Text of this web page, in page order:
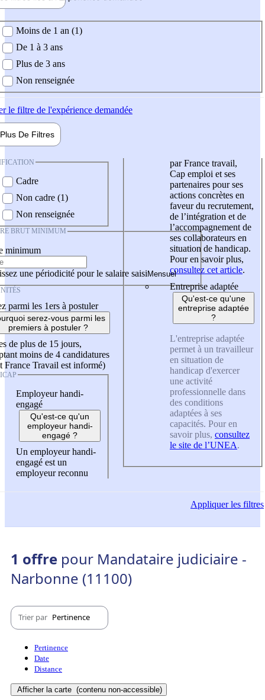
demandée
Moins de 1 an (1)
De 1 à 3 ans
Plus de 3 ans
Non renseignée
le filtre de l'expérience demandée
Plus De Filtres
Cadre
Non cadre (1)
Non renseignée
BRUT MINIMUM
minimum
une périodicité pour le salaire saisi
parmi les 1ers à postuler
serez-vous parmi les
premiers à postuler ?
de plus de 15 jours,
moins de 4 candidatures
France Travail est informé)
Employeur handi-
engagé
Qu'est-ce qu'un
employeur handi-
engagé ?
Un employeur handi-
engagé est un
employeur reconnu
par France travail,
Cap emploi et ses
partenaires pour ses
actions concrètes en
faveur du recrutement,
de l’intégration et de
l’accompagnement de
ses collaborateurs en
situation de handicap.
Pour en savoir plus,
consultez cet article.
Entreprise adaptée
Qu'est-ce qu'une
entreprise adaptée
?
L'entreprise adaptée
permet à un travailleur
en situation de
handicap d'exercer
une activité
professionnelle dans
des conditions
adaptées à ses
capacités. Pour en
savoir plus, consultez
le site de l’UNEA.
Appliquerles filtres
1 offre pour Mandataire judiciaire -
Narbonne (11100)
Trier par Pertinence
Pertinence
Date
Distance
Afficher la carte (contenu non-accessible)